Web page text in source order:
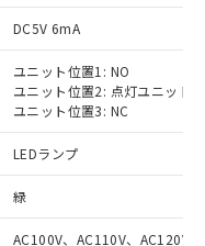
DC5V 6mA
ユニット位置1: NO
ユニット位置2: 点灯ユニット
ユニット位置3: NC
LEDランプ
緑
AC100V、AC110V、AC120V